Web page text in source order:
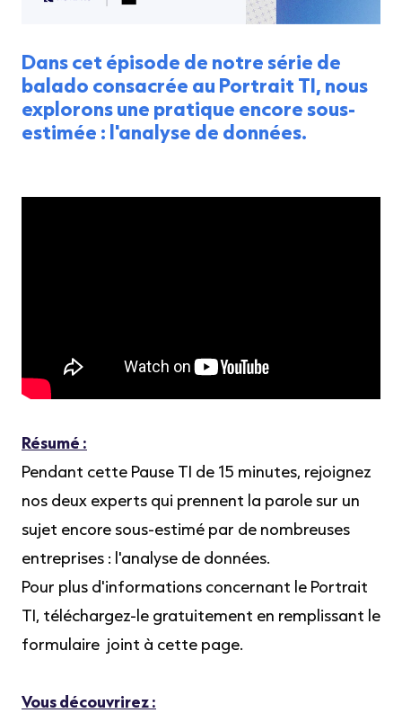
Dans cet épisode de notre série de
balado consacrée au Portrait TI, nous
explorons une pratique encore sous-
estimée : l'analyse de données.
Résumé :
Pendant cette Pause TI de 15 minutes, rejoignez
nos deux experts qui prennent la parole sur un
sujet encore sous-estimé par de nombreuses
entreprises : l'analyse de données.
Pour plus d'informations concernant le Portrait
TI, téléchargez-le gratuitement en remplissant le
formulaire joint à cette page.
Vous découvrirez :